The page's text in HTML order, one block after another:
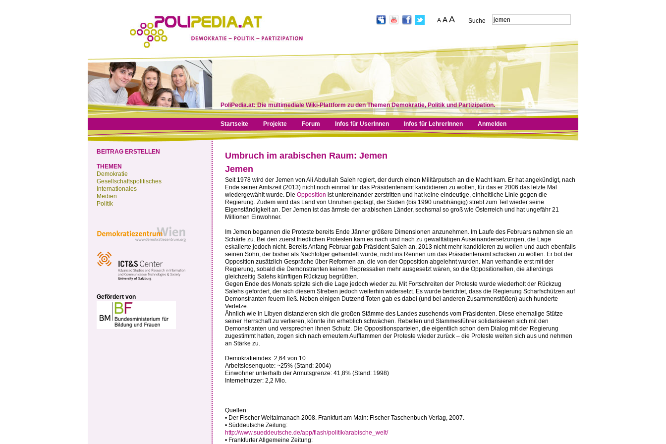
PoliPedia.at: Die multimediale Wiki-Plattform zu den Themen Demokratie, Politik und Partizipation.
Suche
A AA
Startseite Projekte Forum Infos für UserInnen Infos für LehrerInnen Anmelden
Umbruch im arabischen Raum: Jemen
Jemen
Seit 1978 wird der Jemen von Ali Abdullah Saleh regiert, der durch einen Militärputsch an die Macht kam. Er hat angekündigt, nach
Ende seiner Amtszeit (2013) nicht noch einmal für das Präsidentenamt kandidieren zu wollen, für das er 2006 das letzte Mal
wiedergewählt wurde. Die Opposition ist untereinander zerstritten und hat keine eindeutige, einheitliche Linie gegen die
Regierung. Zudem wird das Land von Unruhen geplagt, der Süden (bis 1990 unabhängig) strebt zum Teil wieder seine
Eigenständigkeit an. Der Jemen ist das ärmste der arabischen Länder, sechsmal so groß wie Österreich und hat ungefähr 21
Millionen Einwohner.
Im Jemen begannen die Proteste bereits Ende Jänner größere Dimensionen anzunehmen. Im Laufe des Februars nahmen sie an
Schärfe zu. Bei den zuerst friedlichen Protesten kam es nach und nach zu gewalttätigen Auseinandersetzungen, die Lage
eskalierte jedoch nicht. Bereits Anfang Februar gab Präsident Saleh an, 2013 nicht mehr kandidieren zu wollen und auch ebenfalls
seinen Sohn, der bisher als Nachfolger gehandelt wurde, nicht ins Rennen um das Präsidentenamt schicken zu wollen. Er bot der
Opposition zusätzlich Gespräche über Reformen an, die von der Opposition abgelehnt wurden. Man verhandle erst mit der
Regierung, sobald die Demonstranten keinen Repressalien mehr ausgesetzt wären, so die Oppositionellen, die allerdings
gleichzeitig Salehs künftigen Rückzug begrüßten.
Gegen Ende des Monats spitzte sich die Lage jedoch wieder zu. Mit Fortschreiten der Proteste wurde wiederholt der Rückzug
Salehs gefordert, der sich diesem Streben jedoch weiterhin widersetzt. Es wurde berichtet, dass die Regierung Scharfschützen auf
Demonstranten feuern ließ. Neben einigen Dutzend Toten gab es dabei (und bei anderen Zusammenstößen) auch hunderte
Verletze.
Ähnlich wie in Libyen distanzieren sich die großen Stämme des Landes zusehends vom Präsidenten. Diese ehemalige Stütze
seiner Herrschaft zu verlieren, könnte ihn erheblich schwächen. Rebellen und Stammesführer solidarisieren sich mit den
Demonstranten und versprechen ihnen Schutz. Die Oppositionsparteien, die eigentlich schon dem Dialog mit der Regierung
zugestimmt hatten, zogen sich nach erneutem Aufflammen der Proteste wieder zurück – die Proteste weiten sich aus und nehmen
an Stärke zu.
Demokratieindex: 2,64 von 10
Arbeitslosenquote: ~25% (Stand: 2004)
Einwohner unterhalb der Armutsgrenze: 41,8% (Stand: 1998)
Internetnutzer: 2,2 Mio.
Quellen:
• Der Fischer Weltalmanach 2008. Frankfurt am Main: Fischer Taschenbuch Verlag, 2007.
• Süddeutsche Zeitung:
http://www.sueddeutsche.de/app/flash/politik/arabische_welt/
• Frankfurter Allgemeine Zeitung:
BEITRAG ERSTELLEN
THEMEN
Demokratie
Gesellschaftspolitisches
Internationales
Medien
Politik
Gefördert von